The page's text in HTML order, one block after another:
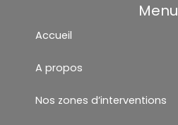
Menu
Accueil
A propos
Nos zones d’interventions